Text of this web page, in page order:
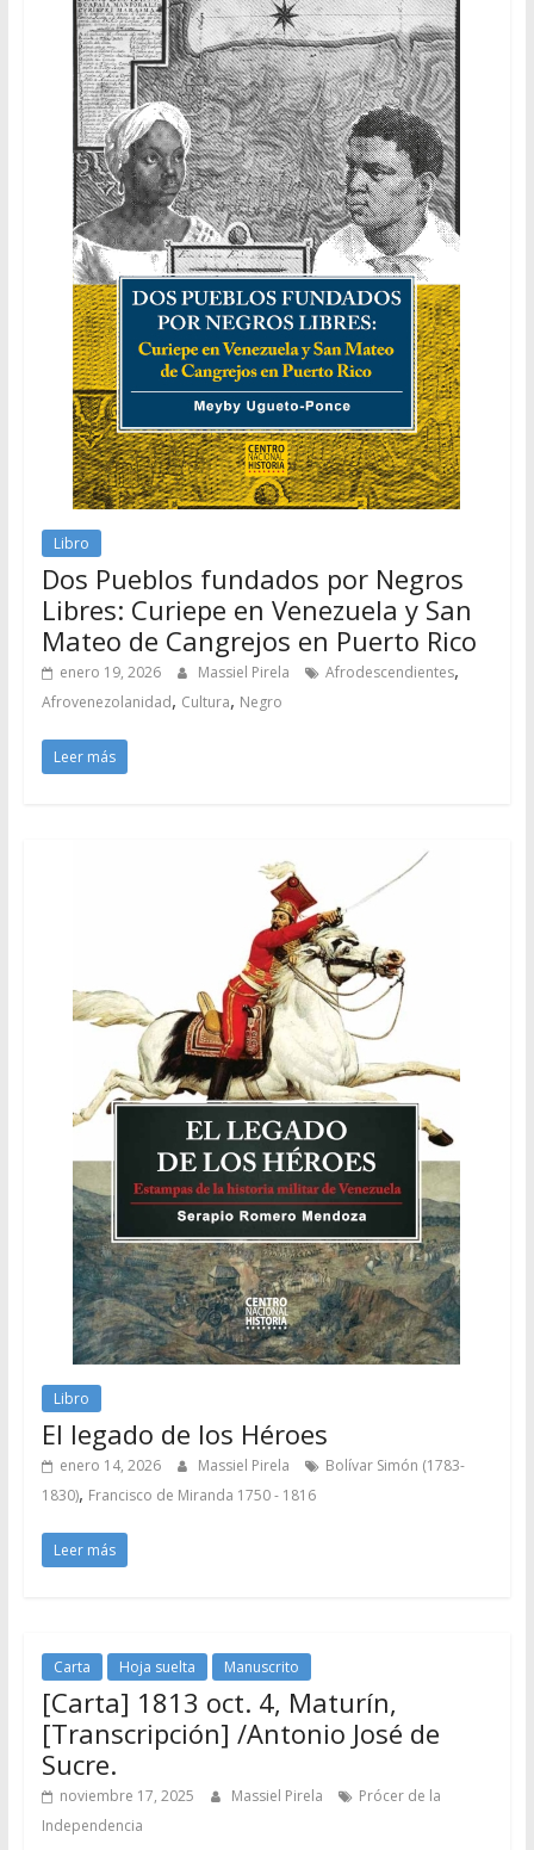
Libro
Dos Pueblos fundados por Negros
Libres: Curiepe en Venezuela y San
Mateo de Cangrejos en Puerto Rico
enero 19, 2026 Massiel Pirela Afrodescendientes,
Afrovenezolanidad, Cultura, Negro
Leer más
Libro
El legado de los Héroes
enero 14, 2026 Massiel Pirela
Bolívar Simón (1783-
1830), Francisco de Miranda 1750 - 1816
Leer más
Carta Hoja suelta Manuscrito
[Carta] 1813 oct. 4, Maturín,
[Transcripción] /Antonio José de
Sucre.
noviembre 17, 2025 Massiel Pirela
Prócer de la
Independencia